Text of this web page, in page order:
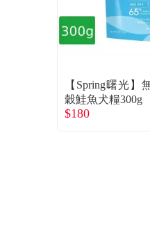
【Spring曙光
穀鮭魚犬糧300g
$180